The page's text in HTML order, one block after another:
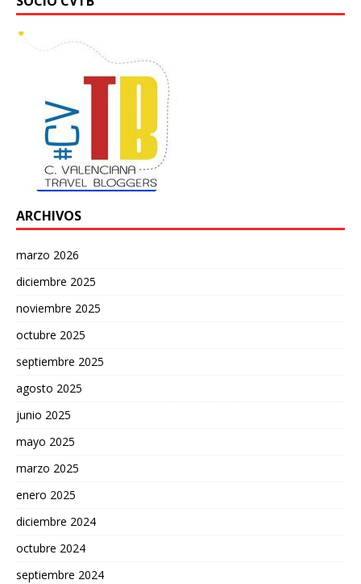
ARCHIVOS
marzo 2026
diciembre 2025
noviembre 2025
octubre 2025
septiembre 2025
agosto 2025
junio 2025
mayo 2025
marzo 2025
enero 2025
diciembre 2024
octubre 2024
septiembre 2024